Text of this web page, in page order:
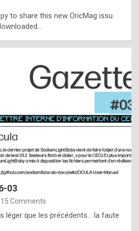
l
t
t
s
t
a
s
i
e
f
to share this new OricMag issu.
03
15 Comments
léger que les précédents… la faute